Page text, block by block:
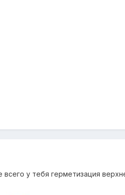
у тебя герметизация